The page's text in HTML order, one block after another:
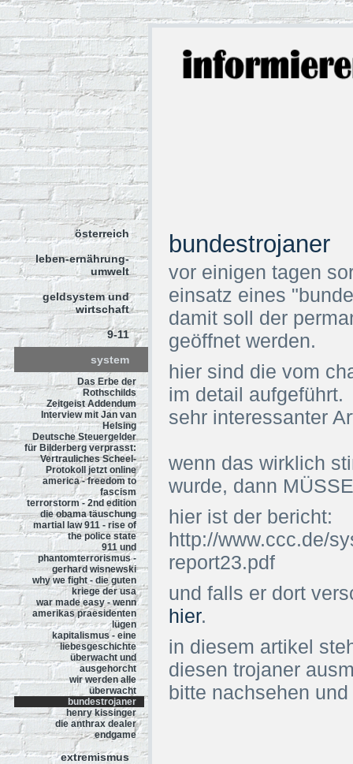
österreich
leben-ernährung-
umwelt
geldsystem und
wirtschaft
9-11
system
Das Erbe der
Rothschilds
Zeitgeist Addendum
Interview mit Jan van
Helsing
Deutsche Steuergelder
für Bilderberg verprasst:
Vertrauliches Scheel-
Protokoll jetzt online
america - freedom to
fascism
terrorstorm - 2nd edition
die obama täuschung
martial law 911 - rise of
the police state
911 und
phantomterrorismus -
gerhard wisnewski
why we fight - die guten
kriege der usa
war made easy - wenn
amerikas praesidenten
lügen
kapitalismus - eine
liebesgeschichte
überwacht und
ausgehorcht
wir werden alle
überwacht
bundestrojaner
henry kissinger
die anthrax dealer
endgame
extremismus
bundestrojaner
vor einigen tagen
einsatz eines
damit soll der
geöffnet werden.
hier sind die vom
im detail aufgeführt.
sehr interessanter
wenn das wirklich
wurde, dann
hier ist der bericht:
http://www.ccc.de/
report23.pdf
und falls er dort
hier.
in diesem artikel
diesen trojaner
bitte nachsehen